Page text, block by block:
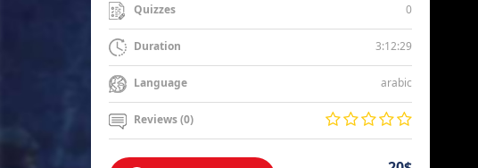
Quizzes 0
Duration 3:12:29
Language arabic
Reviews (0)